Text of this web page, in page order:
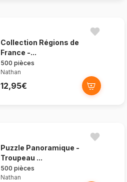
Collection Régions de
France -...
500 pièces
Nathan
12,95€
Puzzle Panoramique -
Troupeau ...
500 pièces
Nathan